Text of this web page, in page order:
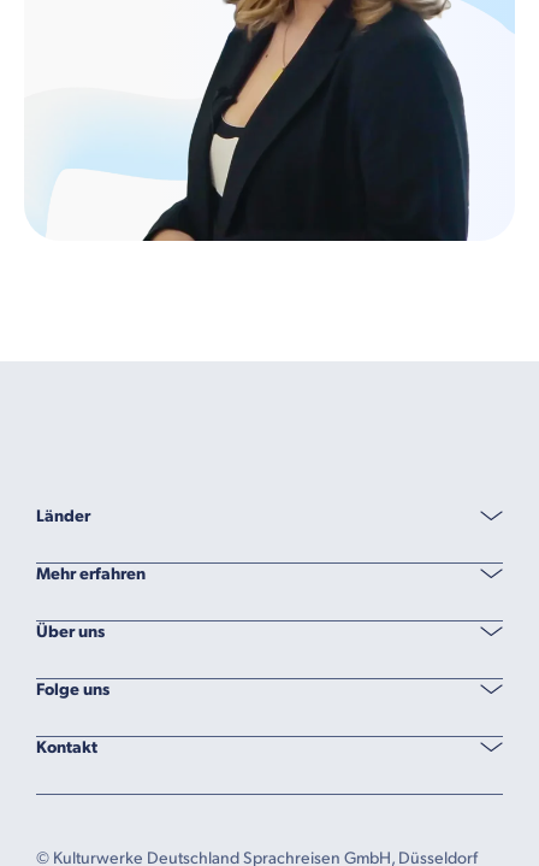
Länder
Mehr erfahren
Über uns
Folge uns
Kontakt
© Kulturwerke Deutschland Sprachreisen GmbH, Düsseldorf